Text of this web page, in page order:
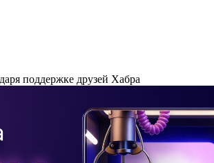
поддержке друзей Хабра